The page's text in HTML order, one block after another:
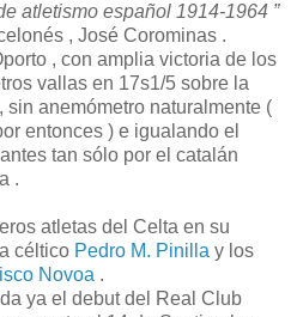
atletismo español 1914-1964 ”
, José Corominas .
, con amplia victoria de los
vallas en 17s1/5 sobre la
anemómetro naturalmente (
entonces ) e igualando el
tan sólo por el catalán
.
atletas del Celta en su
céltico Pedro M. Pinilla y los
Novoa .
ya el debut del Real Club